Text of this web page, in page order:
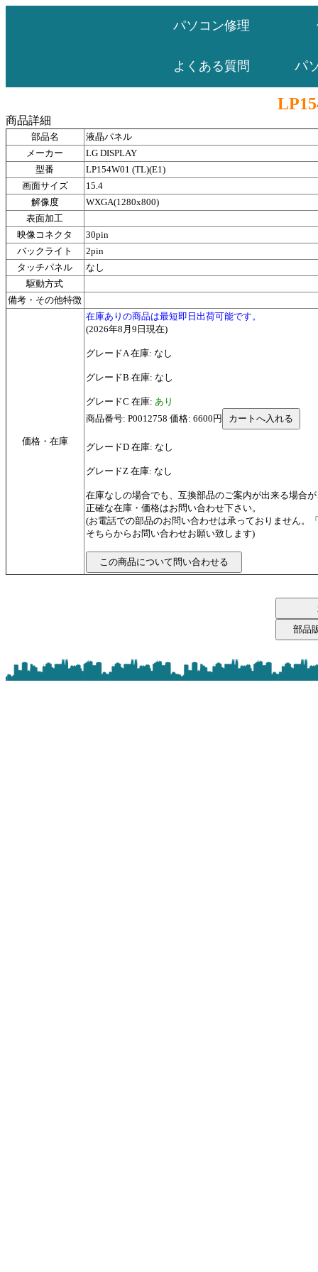
パソコン修理
よくある質問 パ
商品詳細
部品名
液晶パネル
メーカー
LG DISPLAY
型番
LP154W01 (TL)(E1)
画面サイズ
15.4
解像度
WXGA(1280x800)
表面加工
映像コネクタ
30pin
バックライト
2pin
タッチパネル
なし
駆動方式
備考・その他特徴
価格・在庫
在庫ありの商品は最短即日出荷可能です。
(2026年8月9日現在)
グレードA 在庫: なし
グレードB 在庫: なし
グレードC 在庫: あり
商品番号: P0012758 価格: 6600円
グレードD 在庫: なし
グレードZ 在庫: なし
在庫なしの場合でも、互換部品のご案内が出来る場合
正確な在庫・価格はお問い合わせ下さい。
(お電話での部品のお問い合わせは承っておりません。
そちらからお問い合わせお願い致します)